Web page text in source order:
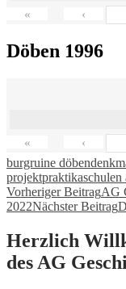
« ‹
Döben 1996
« ‹
burgruine döben
projektpraktikaschulen
Vorheriger BeitragAG
2022Nächster Beitrag
Herzlich
des AG